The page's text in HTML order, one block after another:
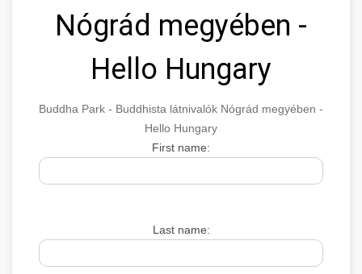
Nógrád megyében -
Hello Hungary
Buddha Park - Buddhista látnivalók Nógrád megyében -
Hello Hungary
First name:
Last name: